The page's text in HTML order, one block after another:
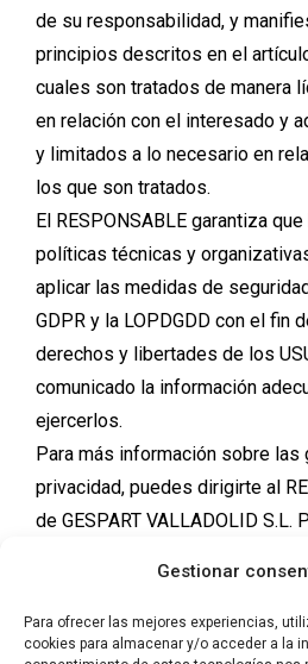
Gestionar
Para ofrecer las mejores experiencias,
cookies para almacenar y/o acceder a la
de su responsabilidad, y
principios descritos en el
cuales son tratados de manera
en relación con el interesado y
y limitados a lo necesario en
los que son tratados.
El RESPONSABLE garantiza
políticas técnicas y
aplicar las medidas de
GDPR y la LOPDGDD con el fin
derechos y libertades de los
comunicado la información
ejercerlos.
Para más información sobre las
privacidad, puedes dirigirte al
de GESPART VALLADOLID